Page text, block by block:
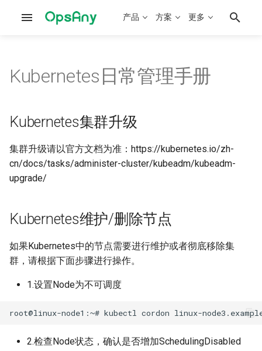
产品 方案 更多
部署文档概述
离线部署手册
基础监控集成
OpenClaw集成
Proxy独立部署
OpsAny介绍
CMDB建设实践
监控建设实践
可视化建设实践
堡垒机建设实践
DevOps建设实践
系统架构
PaaS架构
Kubernetes集群升级
Kubernetes证书轮换
IP
手工在CoreDNS增加域名解析
概念问题
OpsAny开发手册
资产采集插件开发
SaltStack SLS案例
Ansible Playbook案例
工作台
管控平台
基础监控
云管平台
应用平台
流水线
制品仓库
产品路线图
v2.3.2(20260312)
v2.3.0(20250831)
v2.2.4(20250125)
v2.2.3(20241130)
v2.2.2(20240910)
v2.2.1(20240721)
Kubernetes日常管理手册
Kubernetes集群升级
集群升级请以官方文档为准：https://kubernetes.io/zh-
cn/docs/tasks/administer-cluster/kubeadm/kubeadm-
upgrade/
Kubernetes维护/删除节点
如果Kubernetes中的节点需要进行维护或者彻底移除集
群，请根据下面步骤进行操作。
1.设置Node为不可调度
2.检查Node状态，确认是否增加SchedulingDisabled